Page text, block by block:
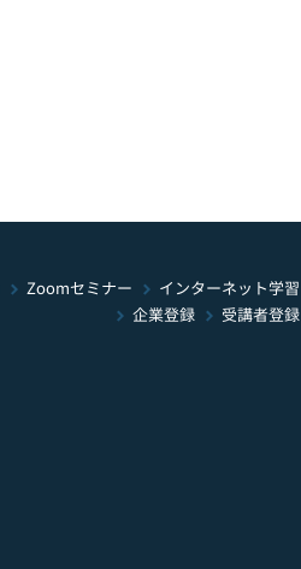
Zoomセミナー インターネット学習
企業登録 受講者登録